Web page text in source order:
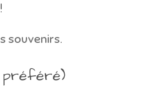
souvenirs.
préféré)